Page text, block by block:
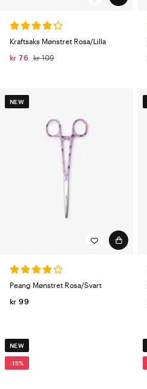
Kraftsaks Mønstret Rosa/Lilla
kr 76
kr 109
NEW
Peang Mønstret Rosa/Svart
kr 99
NEW
-15%